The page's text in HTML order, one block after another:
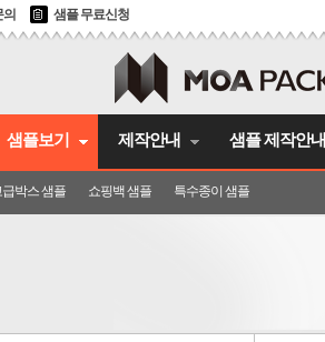
의 샘플 무료신청
샘플보기
급박스 샘플 쇼핑백 샘플 특수종이 샘플
제작안내 샘플 제작안내